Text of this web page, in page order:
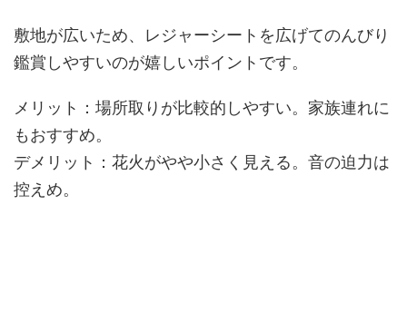
敷地が広いため、レジャーシートを広げてのんびり
鑑賞しやすいのが嬉しいポイントです。
メリット： 場所取りが比較的しやすい。家族連れに
もおすすめ。
デメリット： 花火がやや小さく見える。音の迫力は
控えめ。